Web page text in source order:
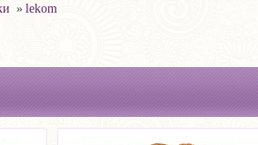
lekom